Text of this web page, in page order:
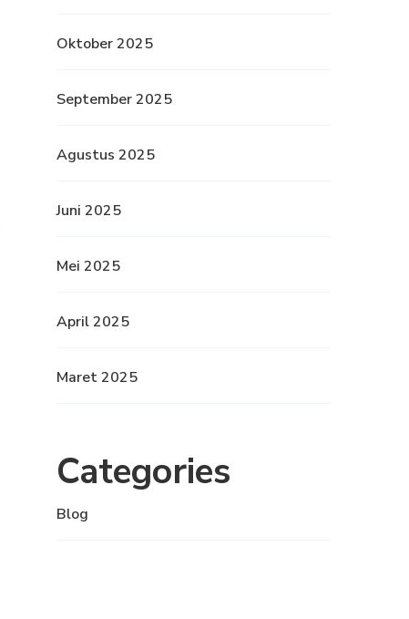
Oktober 2025
September 2025
Agustus 2025
Juni 2025
Mei 2025
April 2025
Maret 2025
Categories
Blog